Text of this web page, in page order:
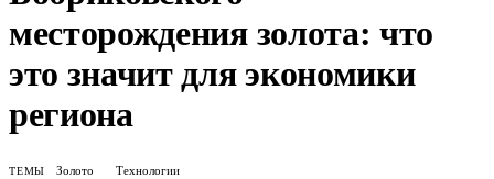
месторождения золота: что
это значит для экономики
региона
ТЕМЫ Золото Технологии